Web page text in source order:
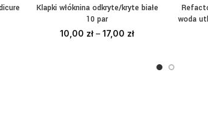
WYBIERZ OPCJE
Klapki włóknina odkryte/kryte białe
10 par
10,00 zł –17,00 zł
woda